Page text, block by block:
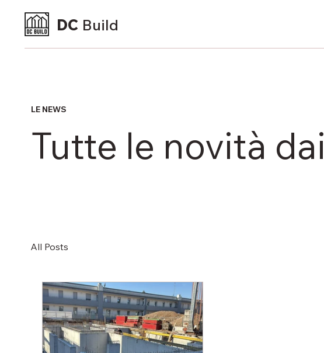
DC Build
LE NEWS
Tutte le novità
All Posts